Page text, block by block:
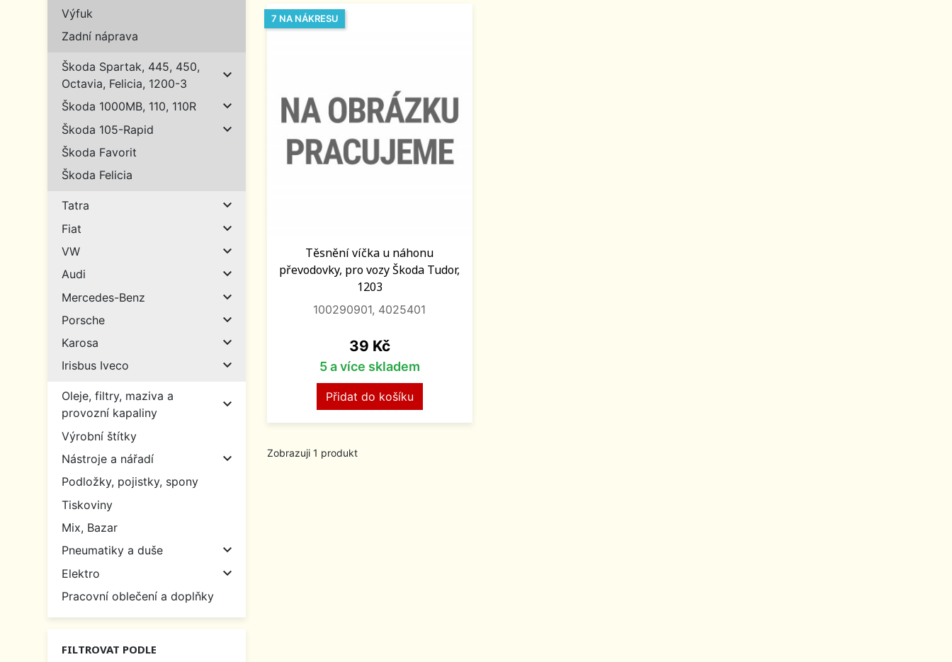
Výfuk
Zadní náprava
Škoda Spartak, 445, 450,
Octavia, Felicia, 1200-3

Škoda 1000MB, 110, 110R 
Škoda 105-Rapid 
Škoda Favorit
Škoda Felicia
Tatra 
Fiat 
VW 
Audi 
Mercedes-Benz 
Porsche 
Karosa 
Irisbus Iveco 
Oleje, filtry, maziva a
provozní kapaliny

Výrobní štítky
Nástroje a nářadí

Podložky, pojistky, spony
Tiskoviny
Mix, Bazar
Pneumatiky a duše

Elektro 
Pracovní oblečení a doplňky
FILTROVAT PODLE
Těsnění víčka u náhonu
převodovky, pro vozy Škoda Tudor,
1203
100290901, 4025401
Cena
39 Kč
5 a více skladem
Přidat do košíku
7 NA NÁKRESU
Zobrazuji 1 produkt